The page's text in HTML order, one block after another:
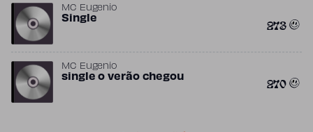
MC Eugenio
Single 273
MC Eugenio
single o verão chegou 270